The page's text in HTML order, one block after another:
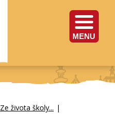
MENU
Ze života školy... |